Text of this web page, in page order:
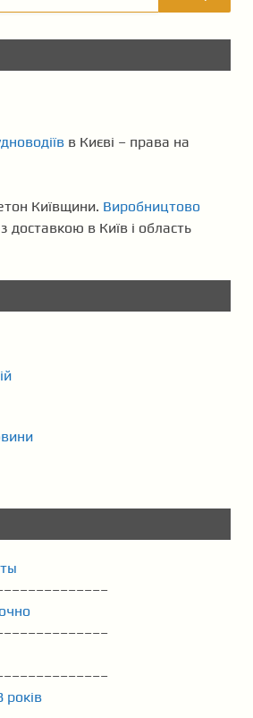
в Києві – права на
Київщини. Виробництово
доставкою в Київ і область